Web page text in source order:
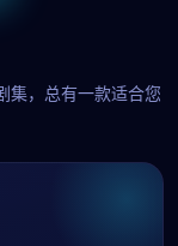
集，总有一款适合您